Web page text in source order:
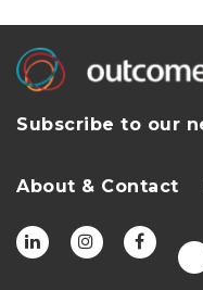
Subscribe to our
About & Contact